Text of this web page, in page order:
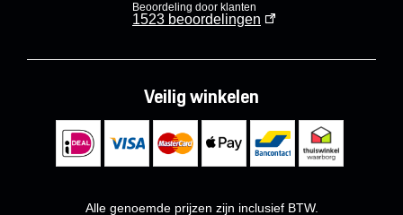
Beoordeling door klanten
1523 beoordelingen
Veilig winkelen
Alle genoemde prijzen zijn inclusief BTW.